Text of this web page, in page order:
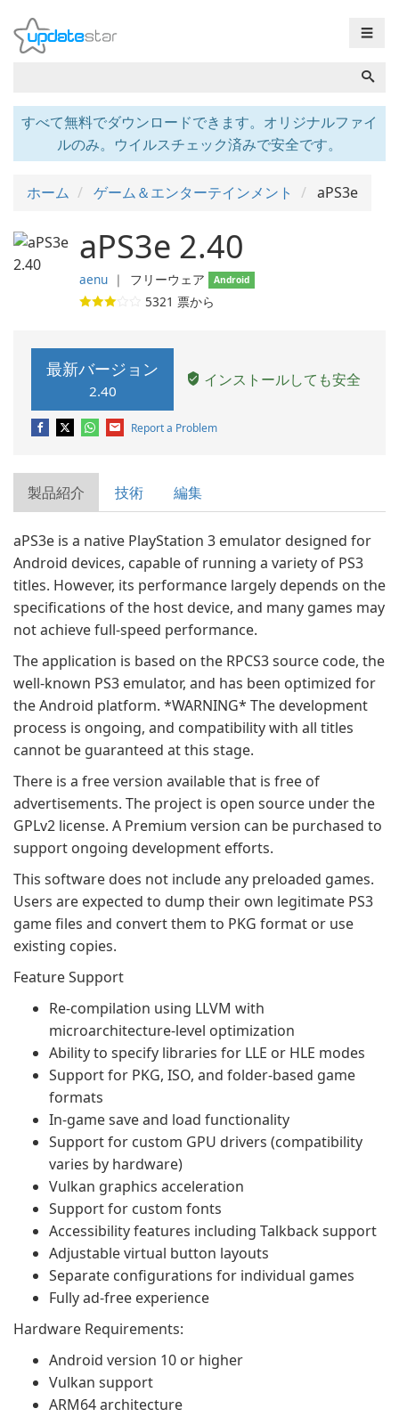
☰
すべて無料でダウンロードできます。オリジナルファイ
ルのみ。ウイルスチェック済みで安全です。
ホーム ゲーム＆エンターテインメント aPS3e
aPS3e 2.40
aenu ❘ フリーウェア Android
5321 票から
最新バージョン
2.40
インストールしても安全
Report a Problem
製品紹介 技術 編集
aPS3e is a native PlayStation 3 emulator designed for
Android devices, capable of running a variety of PS3
titles. However, its performance largely depends on the
specifications of the host device, and many games may
not achieve full-speed performance.
The application is based on the RPCS3 source code, the
well-known PS3 emulator, and has been optimized for
the Android platform. *WARNING* The development
process is ongoing, and compatibility with all titles
cannot be guaranteed at this stage.
There is a free version available that is free of
advertisements. The project is open source under the
GPLv2 license. A Premium version can be purchased to
support ongoing development efforts.
This software does not include any preloaded games.
Users are expected to dump their own legitimate PS3
game files and convert them to PKG format or use
existing copies.
Feature Support
Re-compilation using LLVM with
microarchitecture-level optimization
Ability to specify libraries for LLE or HLE modes
Support for PKG, ISO, and folder-based game
formats
In-game save and load functionality
Support for custom GPU drivers (compatibility
varies by hardware)
Vulkan graphics acceleration
Support for custom fonts
Accessibility features including Talkback support
Adjustable virtual button layouts
Separate configurations for individual games
Fully ad-free experience
Hardware Requirements:
Android version 10 or higher
Vulkan support
ARM64 architecture